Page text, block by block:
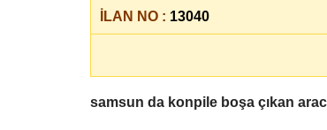
İLAN NO : 13040
samsun da konpile boşa çıkan